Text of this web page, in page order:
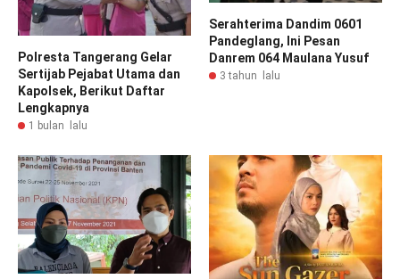
Polresta Tangerang Gelar
Sertijab Pejabat Utama dan
Kapolsek, Berikut Daftar
Lengkapnya
1 bulan lalu
Serahterima Dandim 0601
Pandeglang, Ini Pesan
Danrem 064 Maulana Yusuf
3 tahun lalu